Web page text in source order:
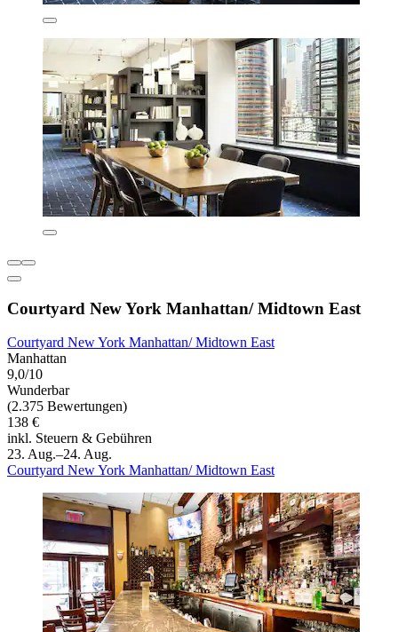
Courtyard New York Manhattan/ Midtown East
Courtyard New York Manhattan/ Midtown East
Manhattan
9,0/10
Wunderbar
(2.375 Bewertungen)
138 €
inkl. Steuern & Gebühren
23. Aug.–24. Aug.
Courtyard New York Manhattan/ Midtown East